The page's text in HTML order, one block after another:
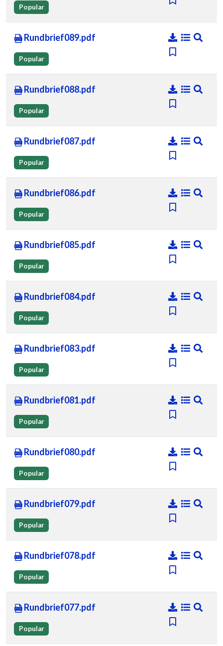
Popular
Rundbrief089.pdf
Popular
Rundbrief088.pdf
Popular
Rundbrief087.pdf
Popular
Rundbrief086.pdf
Popular
Rundbrief085.pdf
Popular
Rundbrief084.pdf
Popular
Rundbrief083.pdf
Popular
Rundbrief081.pdf
Popular
Rundbrief080.pdf
Popular
Rundbrief079.pdf
Popular
Rundbrief078.pdf
Popular
Rundbrief077.pdf
Popular